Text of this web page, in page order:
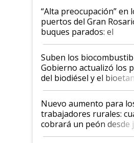
“Alta preocupación” en
puertos del Gran
buques parados: el
funcionamiento de las
exportadoras en
la medida de fuerza de
prácticos
Suben los
Gobierno actualizó los
del biodiésel y el
Nuevo aumento para
trabajadores rurales:
cobrará un peón desde